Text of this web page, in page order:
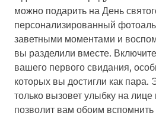
можно подарить на День
персонализированный
заветными моментами и
вы разделили вместе.
вашего первого свидания,
которых вы достигли как пара.
только вызовет улыбку на лице
позволит вам обоим